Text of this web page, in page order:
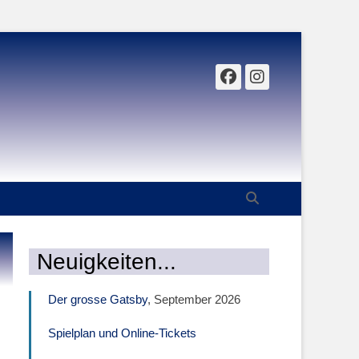
Facebook
Neuigkeiten...
Der grosse Gatsby, September 2026
Spielplan und Online-Tickets